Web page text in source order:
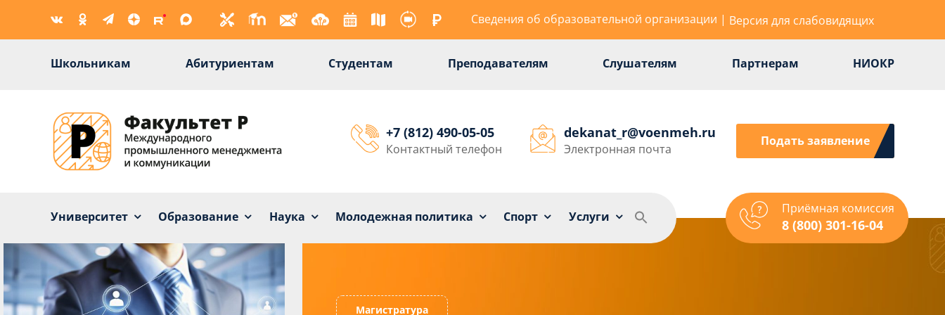
content
Сведения об образовательной организации | Версия для слабовидящих
Школьникам Абитуриентам Студентам Преподавателям Слушателям Партнерам НИОКР
+7 (812) 490-05-05
Контактный телефон
dekanat_r@voenmeh.ru
Электронная почта
Подать заявление
Университет Образование Наука Молодежная политика Спорт Услуги
Приёмная комиссия
8 (800) 301-16-04
Университет Образование Наука Молодежная политика Спорт Услуги